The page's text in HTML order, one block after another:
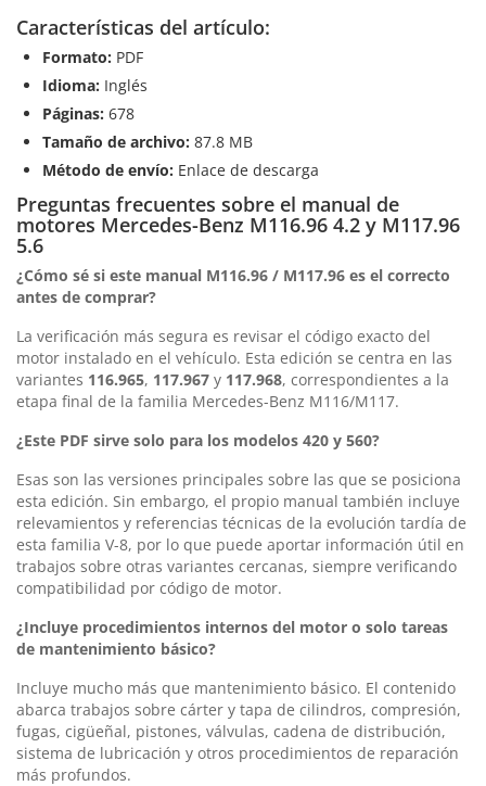
Características del artículo:
Formato: PDF
Idioma: Inglés
Páginas: 678
Tamaño de archivo: 87.8 MB
Método de envío: Enlace de descarga
Preguntas frecuentes sobre el manual de
motores Mercedes-Benz M116.96 4.2 y M117.96
5.6
¿Cómo sé si este manual M116.96 / M117.96 es el correcto
antes de comprar?
La verificación más segura es revisar el código exacto del
motor instalado en el vehículo. Esta edición se centra en las
variantes 116.965, 117.967 y 117.968, correspondientes a la
etapa final de la familia Mercedes-Benz M116/M117.
¿Este PDF sirve solo para los modelos 420 y 560?
Esas son las versiones principales sobre las que se posiciona
esta edición. Sin embargo, el propio manual también incluye
relevamientos y referencias técnicas de la evolución tardía de
esta familia V-8, por lo que puede aportar información útil en
trabajos sobre otras variantes cercanas, siempre verificando
compatibilidad por código de motor.
¿Incluye procedimientos internos del motor o solo tareas
de mantenimiento básico?
Incluye mucho más que mantenimiento básico. El contenido
abarca trabajos sobre cárter y tapa de cilindros, compresión,
fugas, cigüeñal, pistones, válvulas, cadena de distribución,
sistema de lubricación y otros procedimientos de reparación
más profundos.